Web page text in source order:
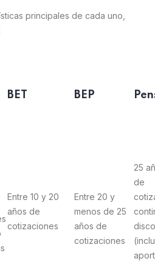
principales de cada uno,
BET BEP
Entre 10 y 20
años de
cotizaciones
Entre 20 y
menos de 25
años de
cotizaciones
25
de